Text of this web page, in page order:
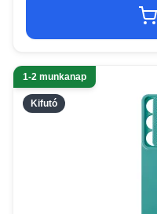
Kifutó
1-2 munkanap